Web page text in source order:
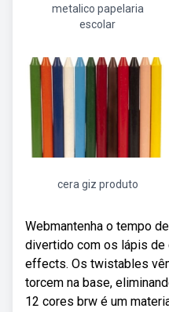
metalico papelaria
escolar
cera giz produto
Webmantenha o tempo
divertido com os lápis
effects. Os twistables
torcem na base,
12 cores brw é um